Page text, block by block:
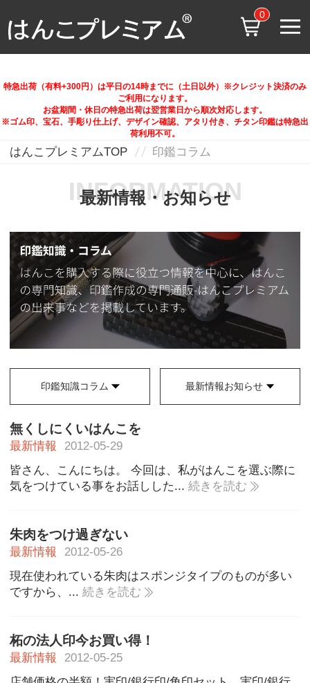
0
特急出荷（有料+300円）は平日の14時までに（土日以外）※クレジット決済のみ
ご利用になります。
お盆期間・休日の特急出荷は翌営業日から順次対応します。
※ゴム印、宝石、手彫り仕上げ、デザイン確認、アタリ付き、チタン印鑑は特急出
荷利用不可。
はんこプレミアムTOP 印鑑コラム
INFORMATION
最新情報・お知らせ
印鑑知識コラム 最新情報お知らせ
無くしにくいはんこを
最新情報
2012-05-29
皆さん、こんにちは。 今回は、私がはんこを選ぶ際に
気をつけている事をお話しした...続きを読む
朱肉をつけ過ぎない
最新情報
2012-05-26
現在使われている朱肉はスポンジタイプのものが多い
ですから、...続きを読む
柘の法人印今お買い得！
最新情報
2012-05-25